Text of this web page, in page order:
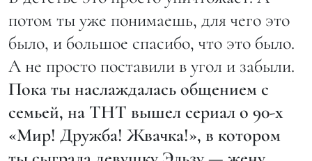
потом ты уже понимаешь, для чего это
было, и большое спасибо, что это было.
А не просто поставили в угол и забыли.
Пока ты наслаждалась общением с
семьей, на ТНТ вышел сериал о 90-х
«Мир! Дружба! Жвачка!», в котором